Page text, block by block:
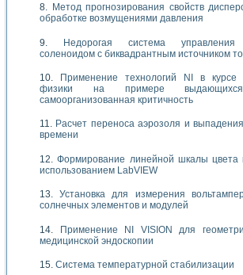
Метод прогнозирования свойств
обработке возмущениями давления
Недорогая система управления
соленоидом с биквадрантным источником
Применение технологий NI в курсе
физики на примере выдающихся
самоорганизованная критичность
Расчет переноса аэрозоля и
времени
Формирование линейной шкалы
использованием LabVIEW
Установка для измерения
солнечных элементов и модулей
Применение NI VISION для
медицинской эндоскопии
Система температурной стабилизации